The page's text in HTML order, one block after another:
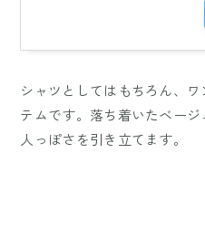
シャツとしてはもちろん、
テムです。落ち着いたベー
人っぽさを引き立てます。